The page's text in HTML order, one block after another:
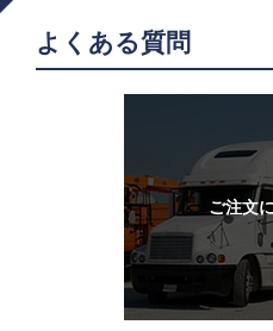
よくある質問